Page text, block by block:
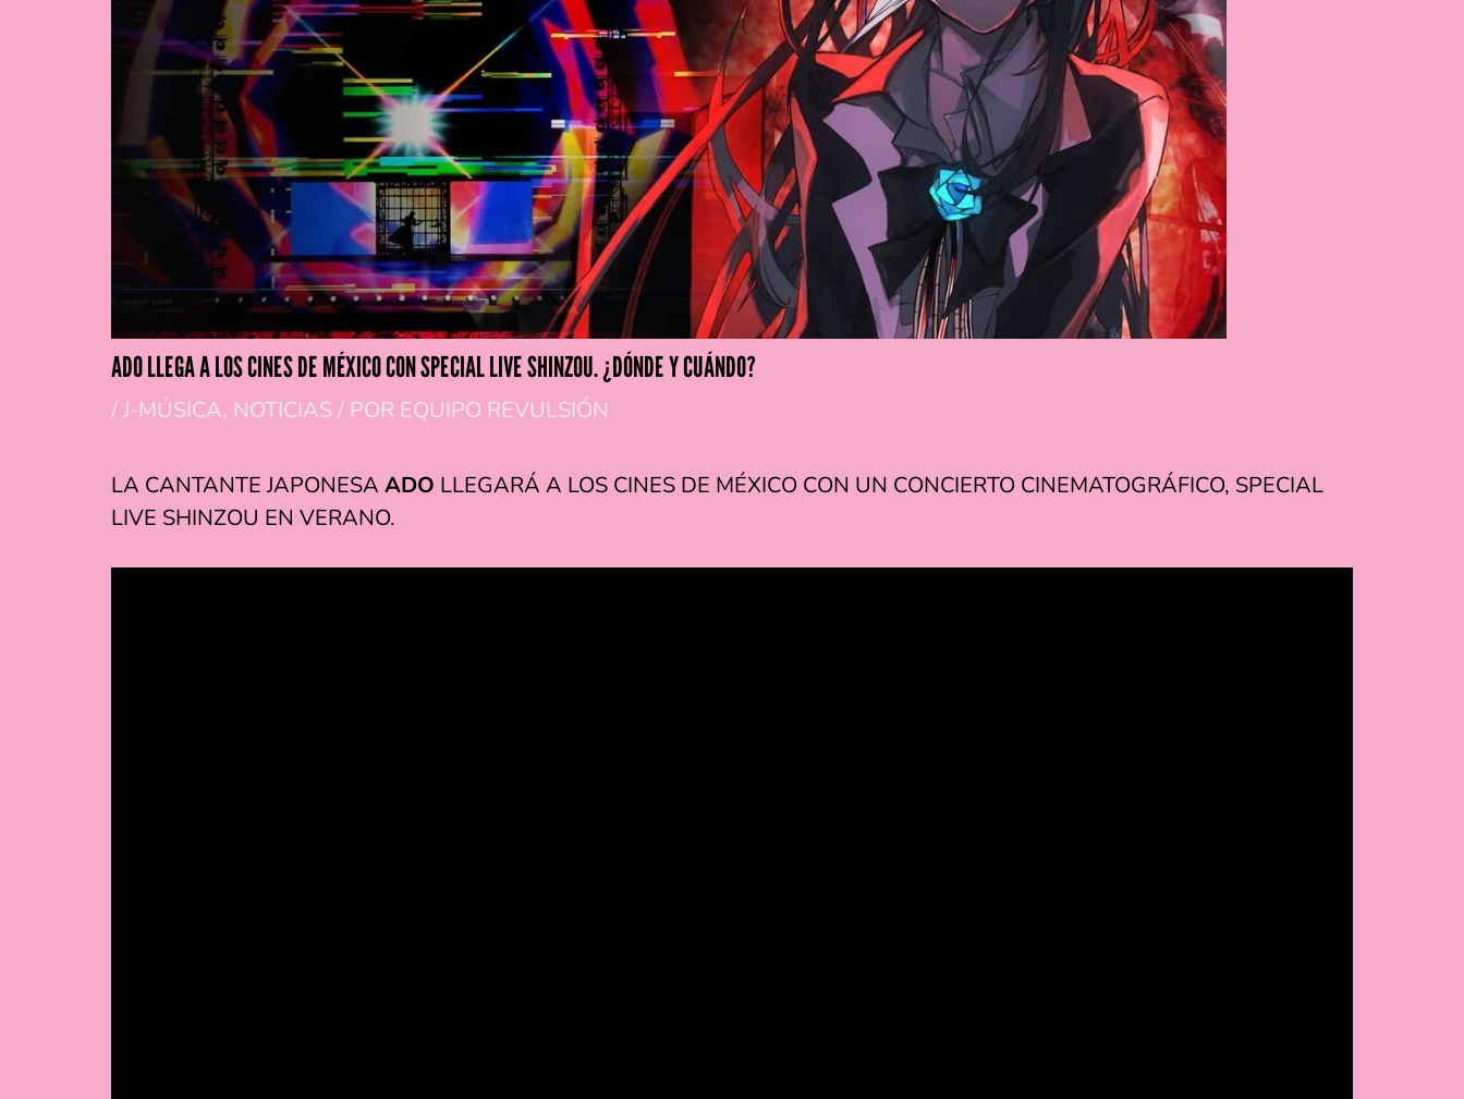
ADO LLEGA A LOS CINES DE MÉXICO CON SPECIAL LIVE SHINZOU. ¿DÓNDE Y CUÁNDO?
/J-MÚSICA, NOTICIAS/ POR EQUIPO REVULSIÓN
LA CANTANTE JAPONESA ADO LLEGARÁ A LOS CINES DE MÉXICO CON UN CONCIERTO CINEMATOGRÁFICO, SPECIAL
LIVE SHINZOU EN VERANO.